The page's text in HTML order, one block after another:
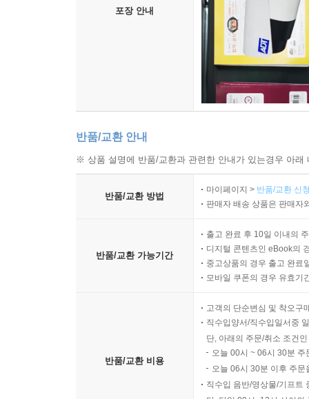
포장 안내
반품/교환 안내
※ 상품 설명에 반품/교환과 관련한 안내가 있는경우 아
반품/교환 방법
마이페이지 > 반품/교환 신
판매자 배송 상품은 판매자
반품/교환 가능기간
출고 완료 후 10일 이내의
디지털 콘텐츠인 eBook의
중고상품의 경우 출고 완료
모바일 쿠폰의 경우 유효기
반품/교환 비용
고객의 단순변심 및 착오구
직수입양서/직수입일서중
단, 아래의 주문/취소 조건
오늘 00시 ~ 06시 30분
오늘 06시 30분 이후 주
직수입 음반/영상물/기프트